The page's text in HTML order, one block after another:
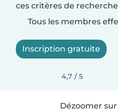
ces critères de
Tous les membres
Inscription gratuite
4,7 / 5
Dézoomer